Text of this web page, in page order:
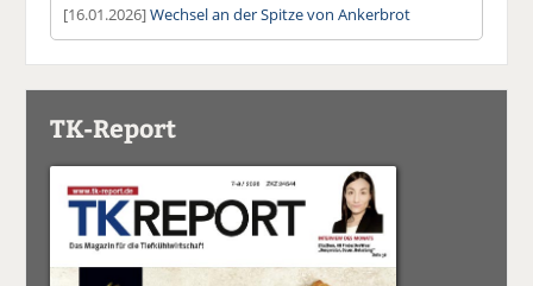
[16.01.2026]Wechsel an der Spitze von Ankerbrot
TK-Report